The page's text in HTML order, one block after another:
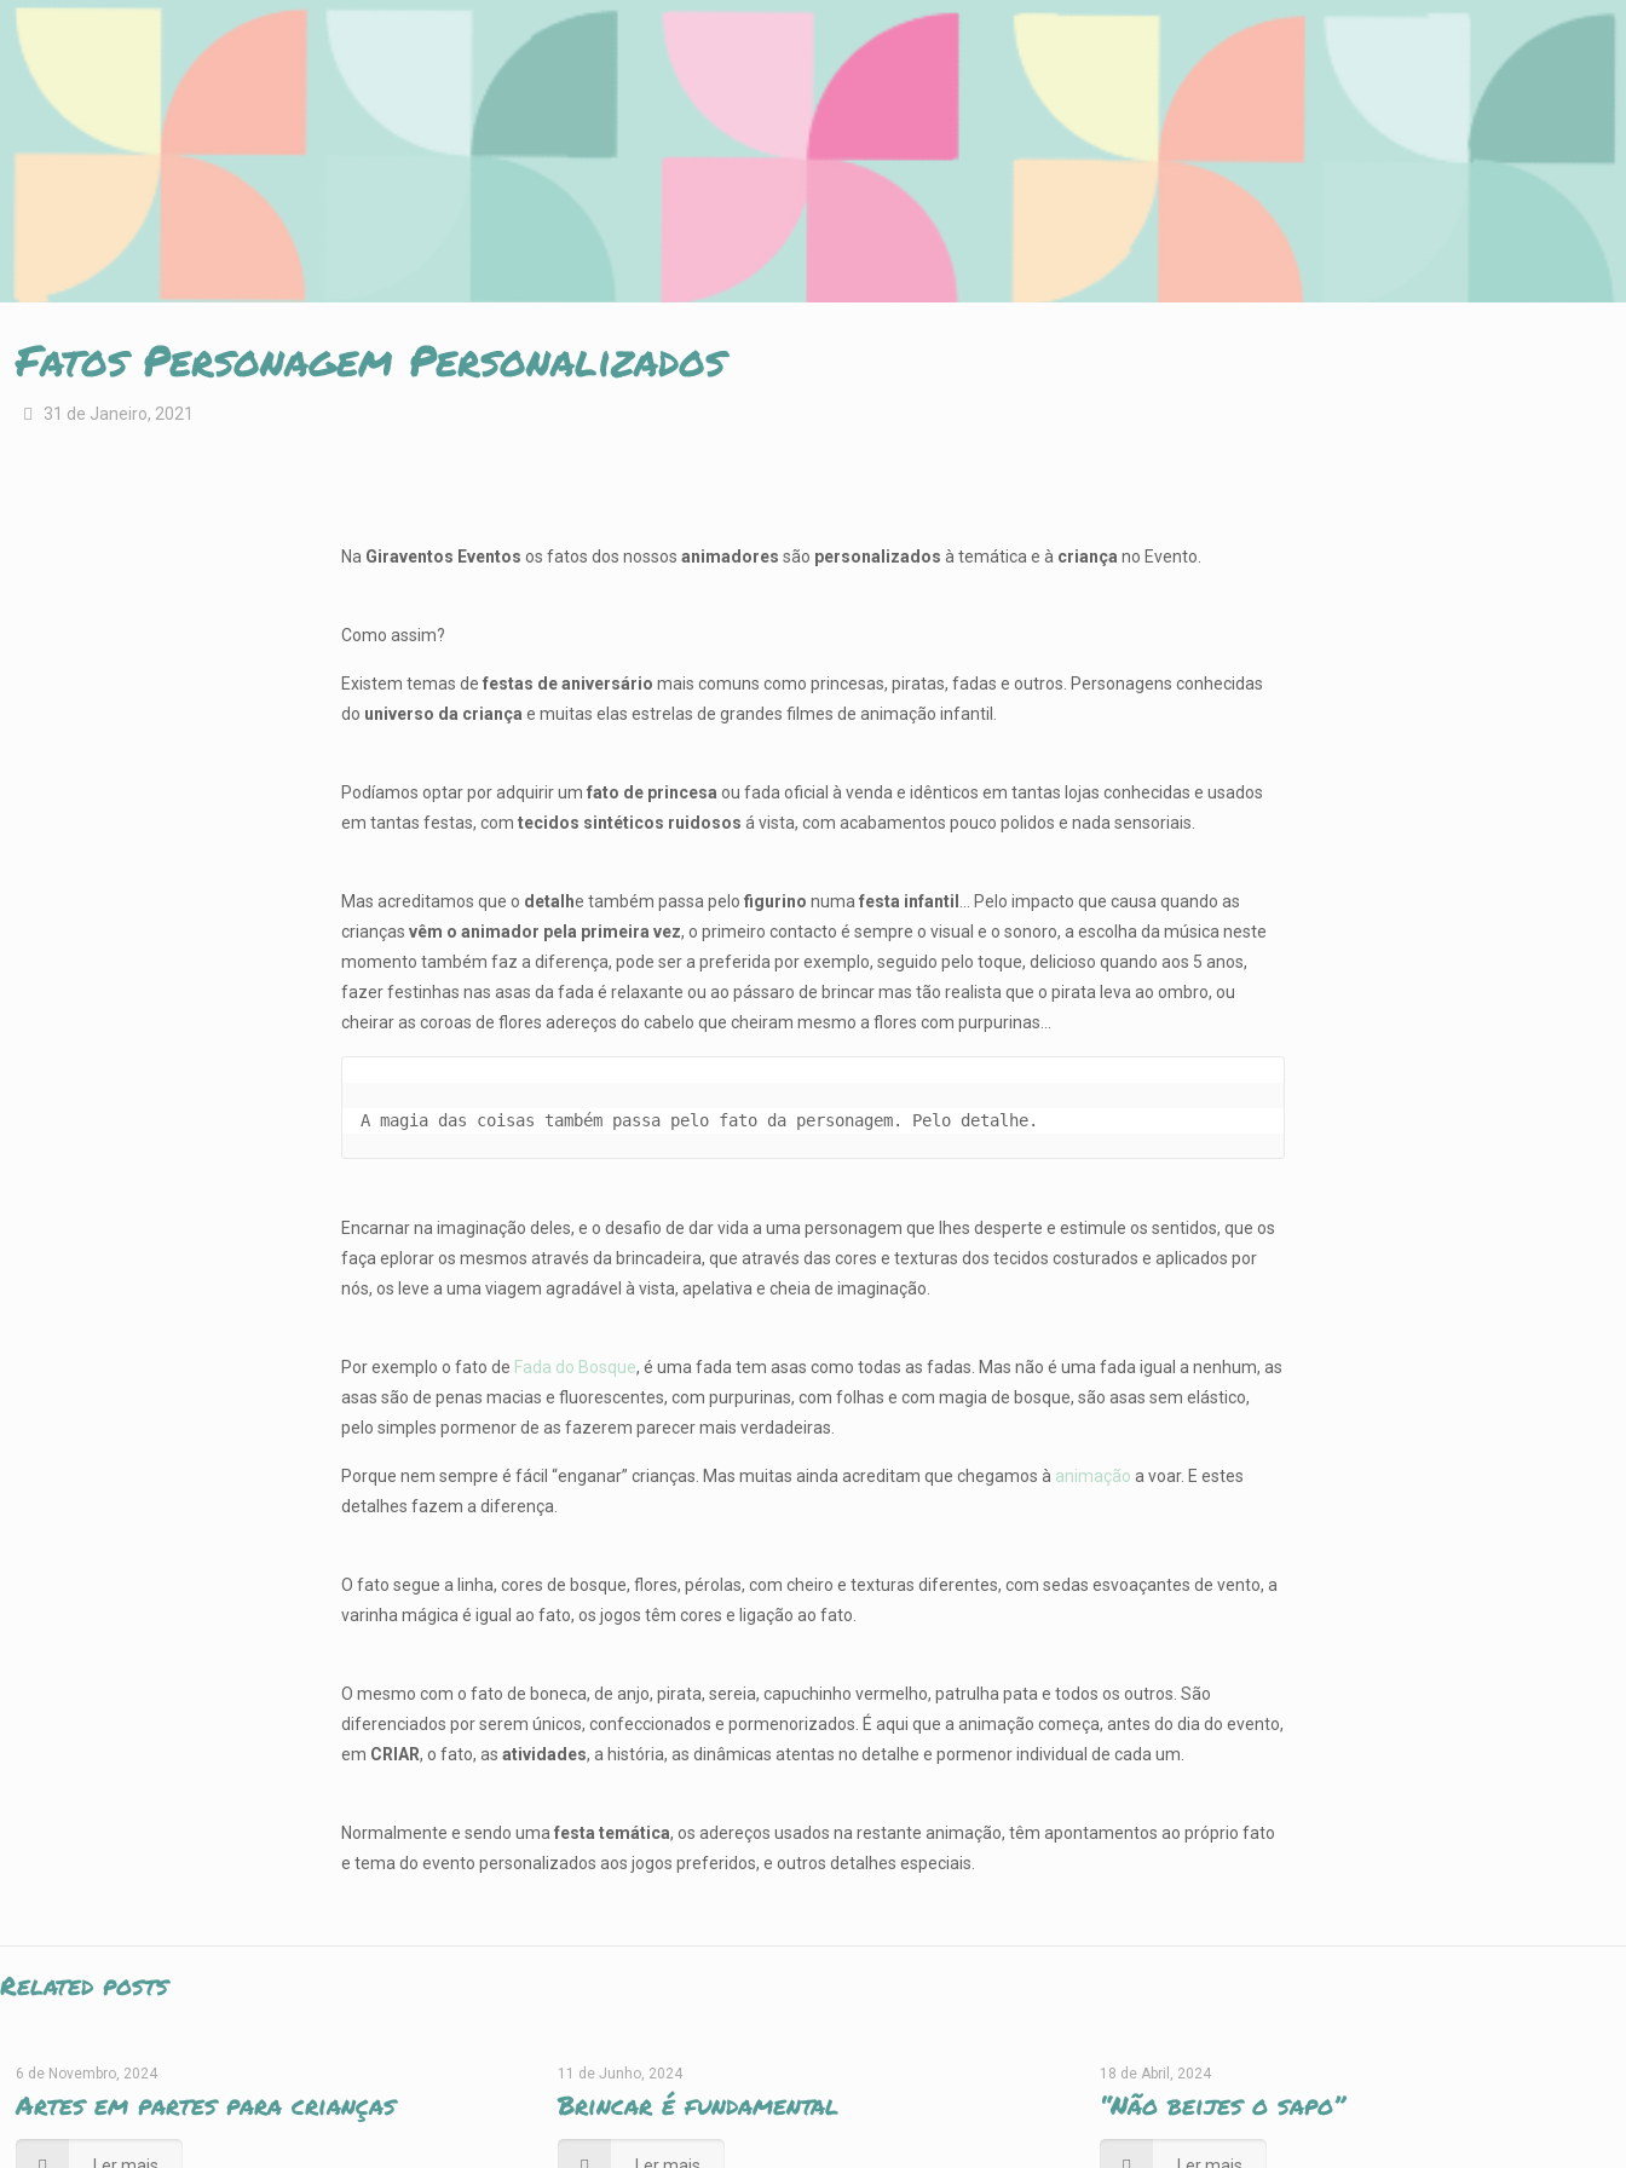
Fatos Personagem Personalizados
31 de Janeiro, 2021
Na Giraventos Eventos os fatos dos nossosanimadoressão personalizados à temática e à criança no Evento.
Como assim?
Existem temas defestas de aniversário mais comuns como princesas, piratas, fadas e outros. Personagens conhecidas
do universo da criança e muitas elas estrelas de grandes filmes de animação infantil.
Podíamos optar por adquirir umfato de princesa ou fada oficial à venda e idênticos em tantas lojas conhecidas e usados
em tantas festas, comtecidos sintéticos ruidosos á vista, com acabamentos pouco polidos e nada sensoriais.
Mas acreditamos que o detalhe também passa pelo figurinonumafesta infantil
… Pelo impacto que causa quando as
criançasvêm o animador pela primeira vez, o primeiro contacto é sempre o visual e o sonoro, a escolha da música neste
momento também faz a diferença, pode ser a preferida por exemplo, seguido pelo toque, delicioso quando aos 5 anos,
fazer festinhas nas asas da fada é relaxante ou ao pássaro de brincar mas tão realista que o pirata leva ao ombro, ou
cheirar as coroas de flores adereços do cabelo que cheiram mesmo a flores com purpurinas…
A magia das coisas também passa pelo fato da personagem. Pelo detalhe.
Encarnar na imaginação deles, e o desafio de dar vida a uma personagem que lhes desperte e estimule os sentidos, que os
faça eplorar os mesmos através da brincadeira, que através das cores e texturas dos tecidos costurados e aplicados por
nós, os leve a uma viagem agradável à vista, apelativa e cheia de imaginação.
Por exemplo o fato de Fada do Bosque, é uma fada tem asas como todas as fadas. Mas não é uma fada igual a nenhum, as
asas são de penas macias e fluorescentes, com purpurinas, com folhas e com magia de bosque, são asas sem elástico,
pelo simples pormenor de as fazerem parecer mais verdadeiras.
Porque nem sempre é fácil “enganar” crianças. Mas muitas ainda acreditam que chegamos à animação a voar. E estes
detalhes fazem a diferença.
O fato segue a linha, cores de bosque, flores, pérolas, com cheiro e texturas diferentes, com sedas esvoaçantes de vento, a
varinha mágica é igual ao fato, os jogos têm cores e ligação ao fato.
O mesmo com o fato de boneca, de anjo, pirata, sereia, capuchinho vermelho, patrulha pata e todos os outros. São
diferenciados por serem únicos, confeccionados e pormenorizados. É aqui que a animação começa, antes do dia do evento,
em CRIAR, o fato, asatividades, a história, as dinâmicas atentas no detalhe e pormenor individual de cada um.
Normalmente e sendo uma festa temática, os adereços usados na restante animação, têm apontamentos ao próprio fato
e tema do evento personalizados aos jogos preferidos, e outros detalhes especiais.
Related posts
6 de Novembro, 2024
Artes em partes para crianças
11 de Junho, 2024
Brincar é fundamental
18 de Abril, 2024
“Não beijes o sapo”